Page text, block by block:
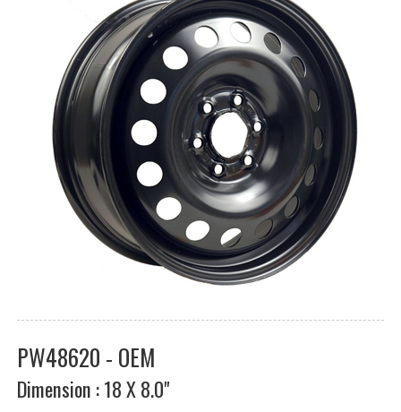
PW48620 - OEM
Dimension : 18 X 8.0"